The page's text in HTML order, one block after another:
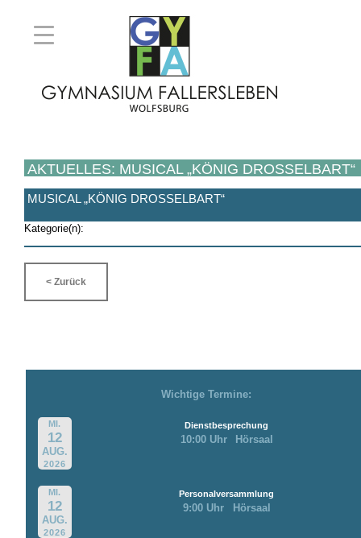
AKTUELLES: MUSICAL „KÖNIG DROSSELBART“
MUSICAL „KÖNIG DROSSELBART“
Kategorie(n):
< Zurück
Wichtige Termine:
MI.
12
AUG.
2026
Dienstbesprechung
10:00 Uhr Hörsaal
MI.
12
AUG.
2026
Personalversammlung
9:00 Uhr Hörsaal